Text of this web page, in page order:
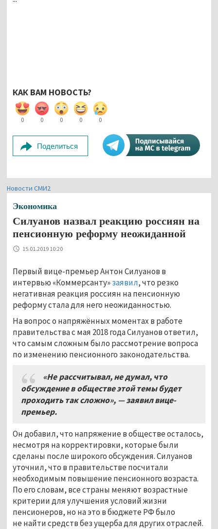
КАК ВАМ НОВОСТЬ?
0 0 0 0 0
Поделиться
Новости СМИ2
Экономика
Силуанов назвал реакцию россиян на
пенсионную реформу неожиданной
15.01.2019 10:20
Первый вице-премьер Антон Силуанов в
интервью «Коммерсанту»заявил, что резко
негативная реакция россиян на пенсионную
реформу стала для него неожиданностью.
На вопрос о напряжённых моментах в работе
правительства с мая 2018 года Силуанов ответил,
что самым сложным было рассмотрение вопроса
по изменению пенсионного законодательства.
«Не рассчитывал,не думал, что
обсуждение в обществе этой темы будет
проходить так сложно», — заявил вице-
премьер.
Он добавил, что напряжение в обществе осталось,
несмотря на корректировки, которые были
сделаны после широкого обсуждения. Силуанов
уточнил, что в правительстве посчитали
необходимым повышение пенсионного возраста.
По его словам, все страны меняют возрастные
критерии для улучшения условий жизни
пенсионеров, но на это в бюджете РФ было
не найти средств без ущерба для других отраслей.